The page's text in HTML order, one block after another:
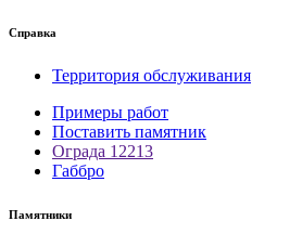
Справка
Территория обслуживания
Примеры работ
Поставить памятник
Ограда 12213
Габбро
Памятники